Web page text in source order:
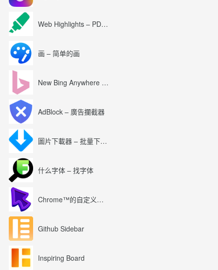
Web Highlights – PDF & Web Highlighter
画 – 简单的画
New Bing Anywhere (Bing Chat GPT-4)
AdBlock – 廣告攔截器
圖片下載器 – 批量下載圖片
什么字体 – 找字体
Chrome™的自定义光标
Github Sidebar
Inspiring Board